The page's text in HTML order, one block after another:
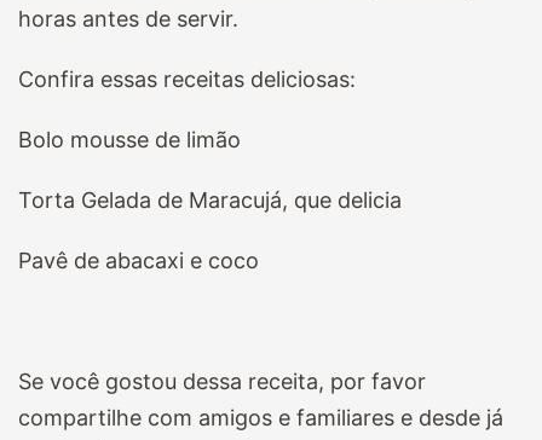
horas antes de servir.
Confira essas receitas deliciosas:
Bolo mousse de limão
Torta Gelada de Maracujá, que delicia
Pavê de abacaxi e coco
Se você gostou dessa receita, por favor
compartilhe com amigos e familiares e desde já